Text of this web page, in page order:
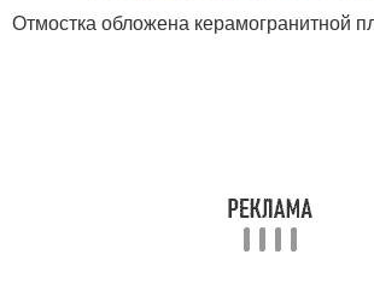
Отмостка обложена керамогранитной